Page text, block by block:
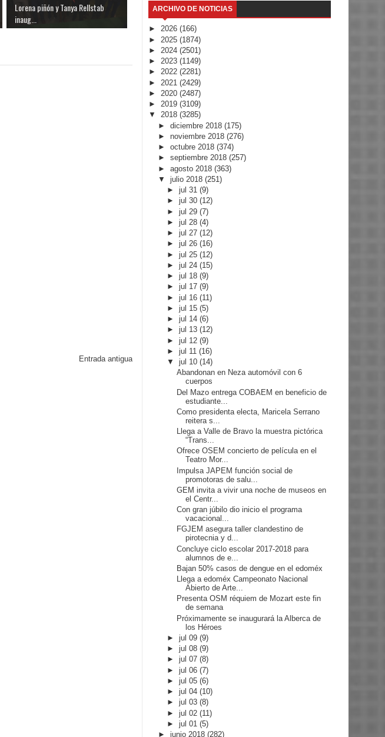
Lorena piñón y Tanya Rellstab
inaug...
Entrada antigua
ARCHIVO DE NOTICIAS
► 2026 (166)
► 2025 (1874)
► 2024 (2501)
► 2023 (1149)
► 2022 (2281)
► 2021 (2429)
► 2020 (2487)
► 2019 (3109)
▼ 2018 (3285)
► diciembre 2018 (175)
► noviembre 2018 (276)
► octubre 2018 (374)
► septiembre 2018 (257)
► agosto 2018 (363)
▼ julio 2018 (251)
►jul 31(9)
►jul 30(12)
►jul 29(7)
►jul 28(4)
►jul 27(12)
►jul 26(16)
►jul 25(12)
►jul 24(15)
►jul 18(9)
►jul 17(9)
►jul 16(11)
►jul 15(5)
►jul 14(6)
►jul 13(12)
►jul 12(9)
►jul 11(16)
▼jul 10(14)
Abandonan en Neza automóvil con 6
cuerpos
Del Mazo entrega COBAEM en beneficio de
estudiante...
Como presidenta electa, Maricela Serrano
reitera s...
Llega a Valle de Bravo la muestra pictórica
“Trans...
Ofrece OSEM concierto de película en el
Teatro Mor...
Impulsa JAPEM función social de
promotoras de salu...
GEM invita a vivir una noche de museos en
el Centr...
Con gran júbilo dio inicio el programa
vacacional...
FGJEM asegura taller clandestino de
pirotecnia y d...
Concluye ciclo escolar 2017-2018 para
alumnos de e...
Bajan 50% casos de dengue en el edoméx
Llega a edoméx Campeonato Nacional
Abierto de Arte...
Presenta OSM réquiem de Mozart este fin
de semana
Próximamente se inaugurará la Alberca de
los Héroes
►jul 09(9)
►jul 08(9)
►jul 07(8)
►jul 06(7)
►jul 05(6)
►jul 04(10)
►jul 03(8)
►jul 02(11)
►jul 01(5)
► junio 2018 (282)